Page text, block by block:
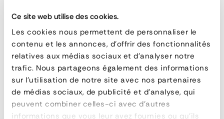
Ce site web utilise des cookies.
Les cookies nous permettent de personnaliser le
contenu et les annonces, d'offrir des fonctionnalités
relatives aux médias sociaux et d'analyser notre
trafic. Nous partageons également des informations
sur l'utilisation de notre site avec nos partenaires
de médias sociaux, de publicité et d'analyse, qui
peuvent combiner celles-ci avec d'autres
informations que vous leur avez fournies ou qu'ils
CARACTÉRISTIQUES
diamètre (mm)
de 3 à 16
DEMANDE DE DEVIS
Quel grade existe-t-il pour le levage ?
Le diamètre influence t-il la résistance ?